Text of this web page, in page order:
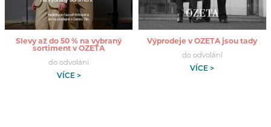
Slevy až do 50 % na vybraný
sortiment v OZETA
do odvolání
VÍCE >
Výprodeje v OZETA jsou tady
do odvolání
VÍCE >